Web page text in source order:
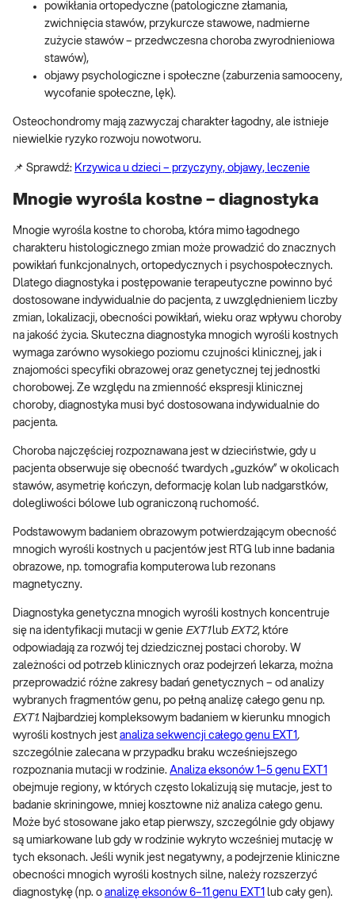
powikłania ortopedyczne (patologiczne złamania,
zwichnięcia stawów, przykurcze stawowe, nadmierne
zużycie stawów – przedwczesna choroba zwyrodnieniowa
stawów),
objawy psychologiczne i społeczne (zaburzenia samooceny,
wycofanie społeczne, lęk).
Osteochondromy mają zazwyczaj charakter łagodny, ale istnieje
niewielkie ryzyko rozwoju nowotworu.
📌 Sprawdź: Krzywica u dzieci – przyczyny, objawy, leczenie
Mnogie wyrośla kostne – diagnostyka
Mnogie wyrośla kostne to choroba, która mimo łagodnego
charakteru histologicznego zmian może prowadzić do znacznych
powikłań funkcjonalnych, ortopedycznych i psychospołecznych.
Dlatego diagnostyka i postępowanie terapeutyczne powinno być
dostosowane indywidualnie do pacjenta, z uwzględnieniem liczby
zmian, lokalizacji, obecności powikłań, wieku oraz wpływu choroby
na jakość życia. Skuteczna diagnostyka mnogich wyrośli kostnych
wymaga zarówno wysokiego poziomu czujności klinicznej, jak i
znajomości specyfiki obrazowej oraz genetycznej tej jednostki
chorobowej. Ze względu na zmienność ekspresji klinicznej
choroby, diagnostyka musi być dostosowana indywidualnie do
pacjenta.
Choroba najczęściej rozpoznawana jest w dzieciństwie, gdy u
pacjenta obserwuje się obecność twardych „guzków” w okolicach
stawów, asymetrię kończyn, deformację kolan lub nadgarstków,
dolegliwości bólowe lub ograniczoną ruchomość.
Podstawowym badaniem obrazowym potwierdzającym obecność
mnogich wyrośli kostnych u pacjentów jest RTG lub inne badania
obrazowe, np. tomografia komputerowa lub rezonans
magnetyczny.
Diagnostyka genetyczna mnogich wyrośli kostnych koncentruje
się na identyfikacji mutacji w genie EXT1lub EXT2, które
odpowiadają za rozwój tej dziedzicznej postaci choroby. W
zależności od potrzeb klinicznych oraz podejrzeń lekarza, można
przeprowadzić różne zakresy badań genetycznych – od analizy
wybranych fragmentów genu, po pełną analizę całego genu np.
EXT1. Najbardziej kompleksowym badaniem w kierunku mnogich
wyrośli kostnych jest analiza sekwencji całego genu EXT1 ,
szczególnie zalecana w przypadku braku wcześniejszego
rozpoznania mutacji w rodzinie. Analiza eksonów 1–5 genu EXT1
obejmuje regiony, w których często lokalizują się mutacje, jest to
badanie skriningowe, mniej kosztowne niż analiza całego genu.
Może być stosowane jako etap pierwszy, szczególnie gdy objawy
są umiarkowane lub gdy w rodzinie wykryto wcześniej mutację w
tych eksonach. Jeśli wynik jest negatywny, a podejrzenie kliniczne
obecności mnogich wyrośli kostnych silne, należy rozszerzyć
diagnostykę (np. o analizę eksonów 6–11 genu EXT1 lub cały gen).